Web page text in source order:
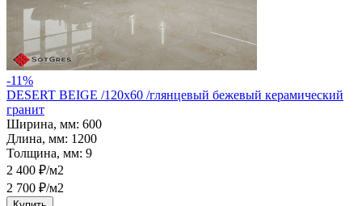
-11%
DESERT BEIGE /120х60 /глянцевый бежевый керамический
гранит
Ширина, мм: 600
Длина, мм: 1200
Толщина, мм: 9
2 400 ₽/м2
2 700 ₽/м2